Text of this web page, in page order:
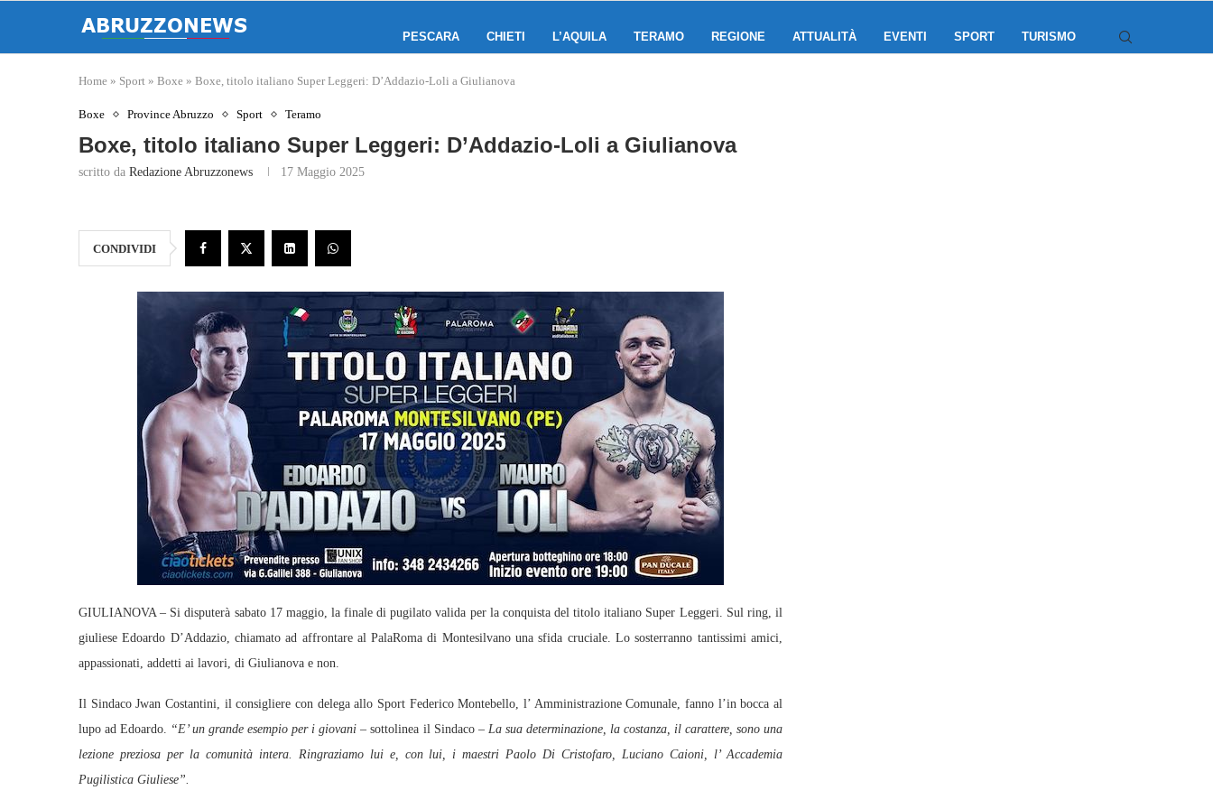
PESCARA CHIETI L’AQUILA TERAMO REGIONE ATTUALITÀ EVENTI SPORT TURISMO
Home » Sport » Boxe » Boxe, titolo italiano Super Leggeri: D’Addazio-Loli a Giulianova
Boxe Province Abruzzo Sport Teramo
Boxe, titolo italiano Super Leggeri: D’Addazio-Loli a Giulianova
scritto da Redazione Abruzzonews 17 Maggio 2025
CONDIVIDI
GIULIANOVA – Si disputerà sabato 17 maggio, la finale di pugilato valida per la conquista del titolo italiano Super Leggeri. Sul ring, il
giuliese Edoardo D’Addazio, chiamato ad affrontare al PalaRoma di Montesilvano una sfida cruciale. Lo sosterranno tantissimi amici,
appassionati, addetti ai lavori, di Giulianova e non.
Il Sindaco Jwan Costantini, il consigliere con delega allo Sport Federico Montebello, l’ Amministrazione Comunale, fanno l’in bocca al
lupo ad Edoardo. “E’ un grande esempio per i giovani – sottolinea il Sindaco – La sua determinazione, la costanza, il carattere, sono una
lezione preziosa per la comunità intera. Ringraziamo lui e, con lui, i maestri Paolo Di Cristofaro, Luciano Caioni, l’ Accademia
Pugilistica Giuliese”.